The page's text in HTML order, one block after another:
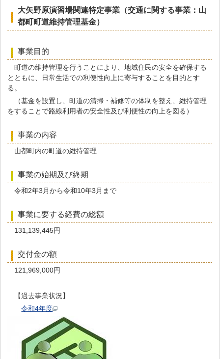
大矢野原演習場関連特定事業（交通に関する事業：山
都町町道維持管理基金）
事業目的
町道の維持管理を行うことにより、地域住民の安全を確保する
とともに、日常生活での利便性向上に寄与することを目的とす
る。
（基金を設置し、町道の清掃・補修等の体制を整え、維持管理
をすることで路線利用者の安全性及び利便性の向上を図る）
事業の内容
山都町内の町道の維持管理
事業の始期及び終期
令和2年3月から令和10年3月まで
事業に要する経費の総額
131,139,445円
交付金の額
121,969,000円
【過去事業状況】
令和4年度